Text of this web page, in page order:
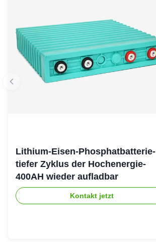
Lithium-Eisen-Phosphatbatterie-
tiefer Zyklus der Hochenergie-
400AH wieder aufladbar
Kontakt jetzt